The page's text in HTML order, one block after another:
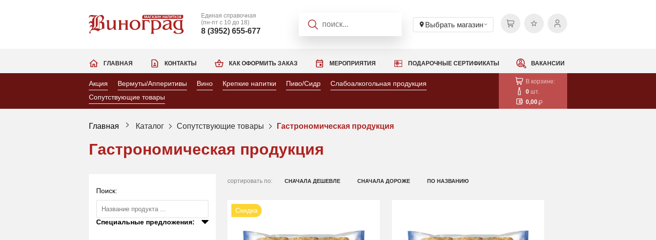
Единая справочная
(пн-пт с 10 до 18)
8 (3952) 655-677
Выбрать магазин
КАК ОФОРМИТЬ ЗАКАЗ МЕРОПРИЯТИЯ ПОДАРОЧНЫЕ СЕРТИФИКАТЫ ВАКАНСИИ
ГЛАВНАЯ КОНТАКТЫ
Акция Вермуты/Апперитивы Вино Крепкие напитки Пиво/Сидр
Слабоалкогольная продукция
Сопутствующие товары
В корзине:
0 шт.
0,00
Главная Каталог Сопутствующие товары Гастрономическая продукция
Гастрономическая продукция
Поиск:
Специальные предложения:
сортировать по: СНАЧАЛА ДЕШЕВЛЕ СНАЧАЛА ДОРОЖЕ ПО НАЗВАНИЮ
Скидка